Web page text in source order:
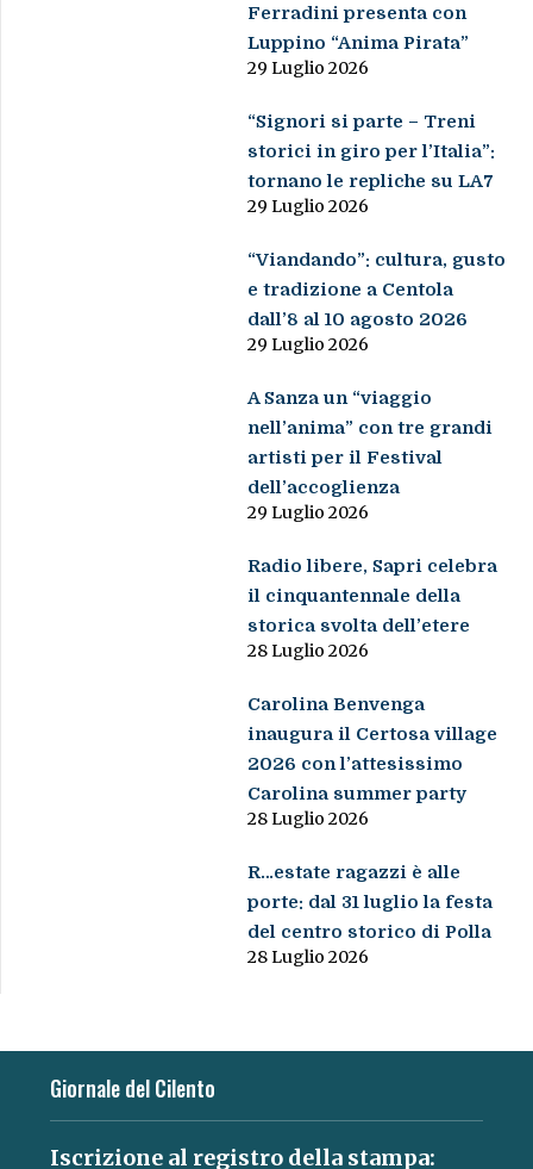
Ferradini presenta con
Luppino “Anima Pirata”
29 Luglio 2026
“Signori si parte – Treni
storici in giro per l’Italia”:
tornano le repliche su LA7
29 Luglio 2026
“Viandando”: cultura, gusto
e tradizione a Centola
dall’8 al 10 agosto 2026
29 Luglio 2026
A Sanza un “viaggio
nell’anima” con tre grandi
artisti per il Festival
dell’accoglienza
29 Luglio 2026
Radio libere, Sapri celebra
il cinquantennale della
storica svolta dell’etere
28 Luglio 2026
Carolina Benvenga
inaugura il Certosa village
2026 con l’attesissimo
Carolina summer party
28 Luglio 2026
R…estate ragazzi è alle
porte: dal 31 luglio la festa
del centro storico di Polla
28 Luglio 2026
Giornale del Cilento
Iscrizione al registro della stampa: